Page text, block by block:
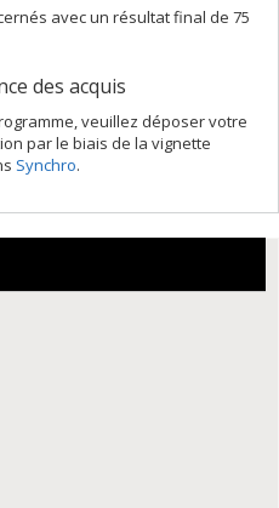
avec un résultat final de 75
des acquis
veuillez déposer votre
par le biais de la vignette
Synchro.